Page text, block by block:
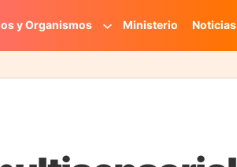
y Organismos Ministerio Noticias